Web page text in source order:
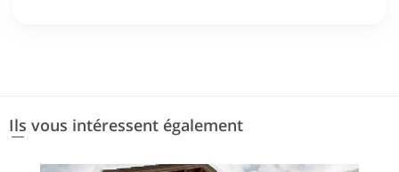
Ils vous intéressent également